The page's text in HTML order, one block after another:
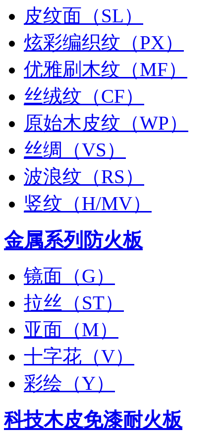
皮纹面（SL）
炫彩编织纹（PX）
优雅刷木纹（MF）
丝绒纹（CF）
原始木皮纹（WP）
丝绸（VS）
波浪纹（RS）
竖纹（H/MV）
金属系列防火板
镜面（G）
拉丝（ST）
亚面（M）
十字花（V）
彩绘（Y）
科技木皮免漆耐火板